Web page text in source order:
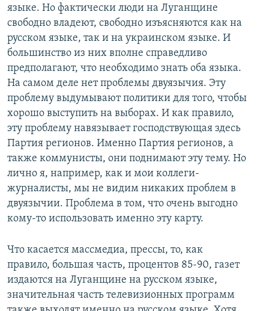
языке. Но фактически люди на Луганщине
свободно владеют, свободно изъясняются как на
русском языке, так и на украинском языке. И
большинство из них вполне справедливо
предполагают, что необходимо знать оба языка.
На самом деле нет проблемы двуязычия. Эту
проблему выдумывают политики для того, чтобы
хорошо выступить на выборах. И как правило,
эту проблему навязывает господствующая здесь
Партия регионов. Именно Партия регионов, а
также коммунисты, они поднимают эту тему. Но
лично я, например, как и мои коллеги-
журналисты, мы не видим никаких проблем в
двуязычии. Проблема в том, что очень выгодно
кому-то использовать именно эту карту.
Что касается массмедиа, прессы, то, как
правило, большая часть, процентов 85-90, газет
издаются на Луганщине на русском языке,
значительная часть телевизионных программ